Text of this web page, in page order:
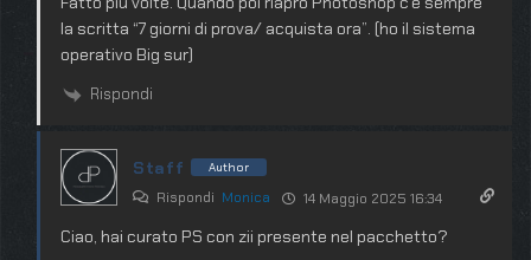
la scritta “7 giorni di prova/ acquista ora”. (ho il sistema
operativo Big sur)
Rispondi
Staff Author
Rispondi Monica 14 Maggio 2025 16:34
Ciao, hai curato PS con zii presente nel pacchetto?